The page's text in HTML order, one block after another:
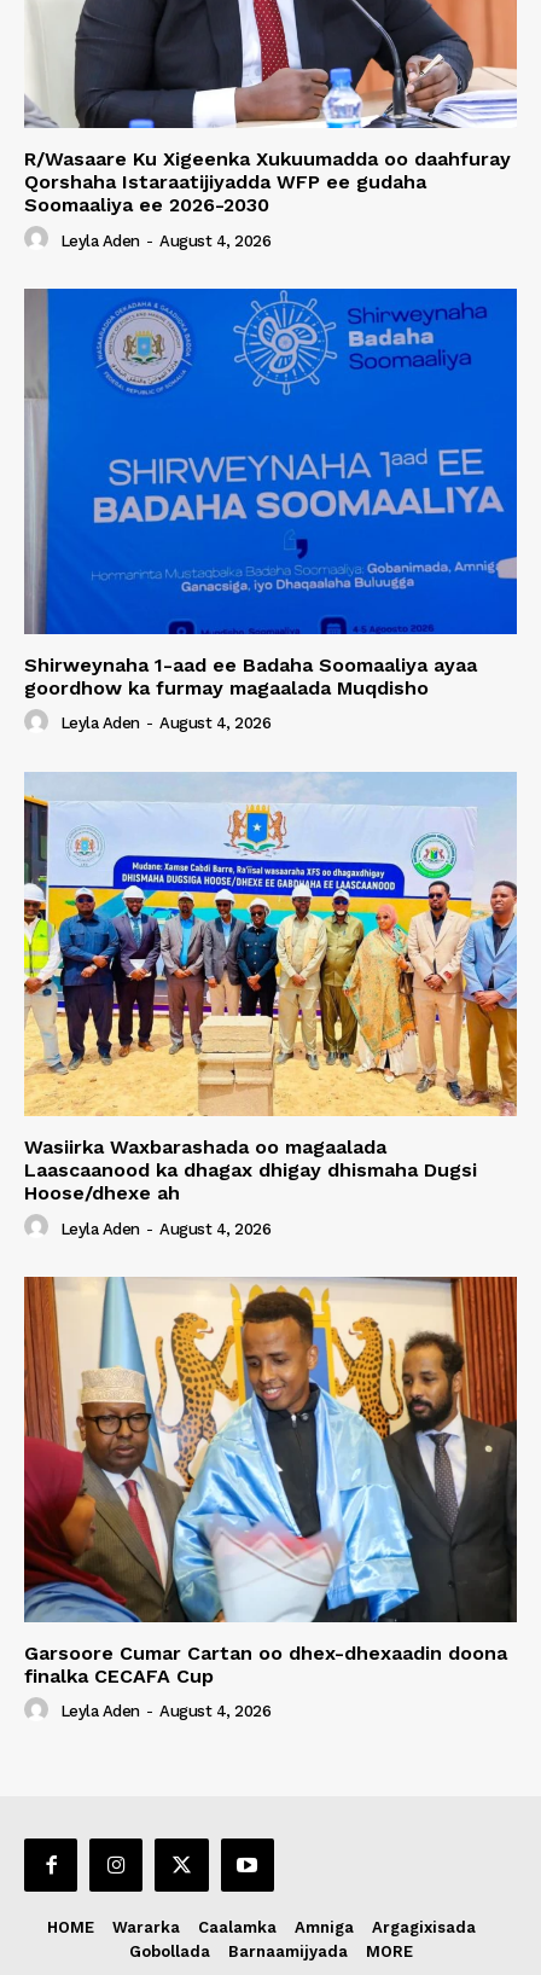
R/Wasaare Ku Xigeenka Xukuumadda oo daahfuray
Qorshaha Istaraatijiyadda WFP ee gudaha
Soomaaliya ee 2026-2030
Leyla Aden - August 4, 2026
Shirweynaha 1-aad ee Badaha Soomaaliya ayaa
goordhow ka furmay magaalada Muqdisho
Leyla Aden - August 4, 2026
Wasiirka Waxbarashada oo magaalada
Laascaanood ka dhagax dhigay dhismaha Dugsi
Hoose/dhexe ah
Leyla Aden - August 4, 2026
Garsoore Cumar Cartan oo dhex-dhexaadin doona
finalka CECAFA Cup
Leyla Aden - August 4, 2026
HOME Wararka Caalamka Amniga
Argagixisada
Gobollada
Barnaamijyada MORE